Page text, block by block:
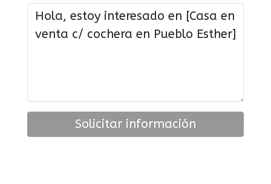
Solicitar información